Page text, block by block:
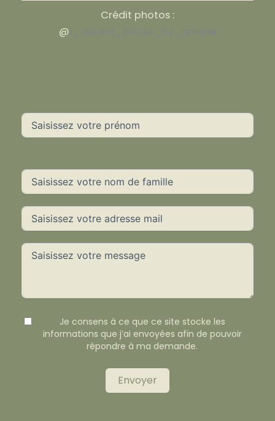
Crédit photos :
@
Je consens à ce que ce site stocke les
informations que j’ai envoyées afin de pouvoir
répondre à ma demande.
Envoyer